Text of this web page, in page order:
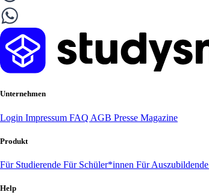
Unternehmen
Login Impressum FAQ AGB Presse Magazine
Produkt
Für Studierende Für Schüler*innen Für Auszubildende
Help